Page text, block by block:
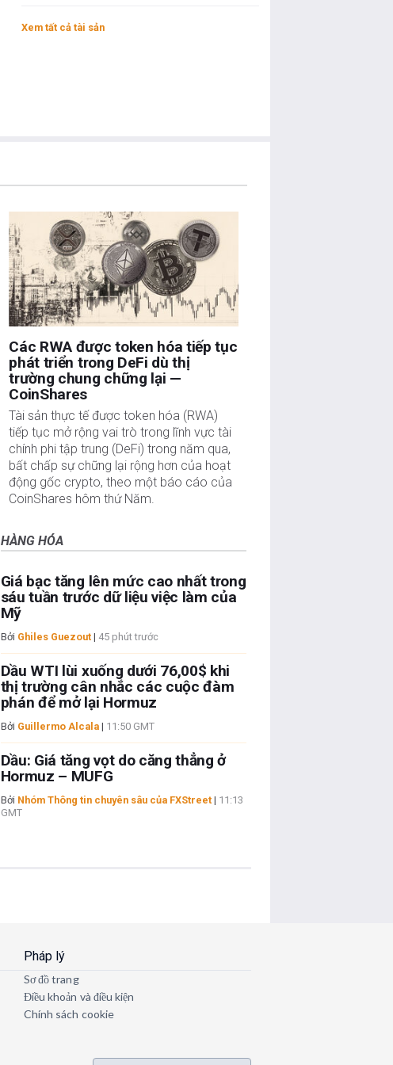
Xem tất cả tài sản
Các RWA được token hóa tiếp tục
phát triển trong DeFi dù thị
trường chung chững lại —
CoinShares
Tài sản thực tế được token hóa (RWA)
tiếp tục mở rộng vai trò trong lĩnh vực tài
chính phi tập trung (DeFi) trong năm qua,
bất chấp sự chững lại rộng hơn của hoạt
động gốc crypto, theo một báo cáo của
CoinShares hôm thứ Năm.
HÀNG HÓA
Giá bạc tăng lên mức cao nhất trong
sáu tuần trước dữ liệu việc làm của
Mỹ
Bởi Ghiles Guezout| 45 phút trước
Dầu WTI lùi xuống dưới 76,00$ khi
thị trường cân nhắc các cuộc đàm
phán để mở lại Hormuz
Bởi Guillermo Alcala| 11:50 GMT
Dầu: Giá tăng vọt do căng thẳng ở
Hormuz – MUFG
Bởi Nhóm Thông tin chuyên sâu của FXStreet| 11:13
GMT
Pháp lý
Sơ đồ trang
Điều khoản và điều kiện
Chính sách cookie